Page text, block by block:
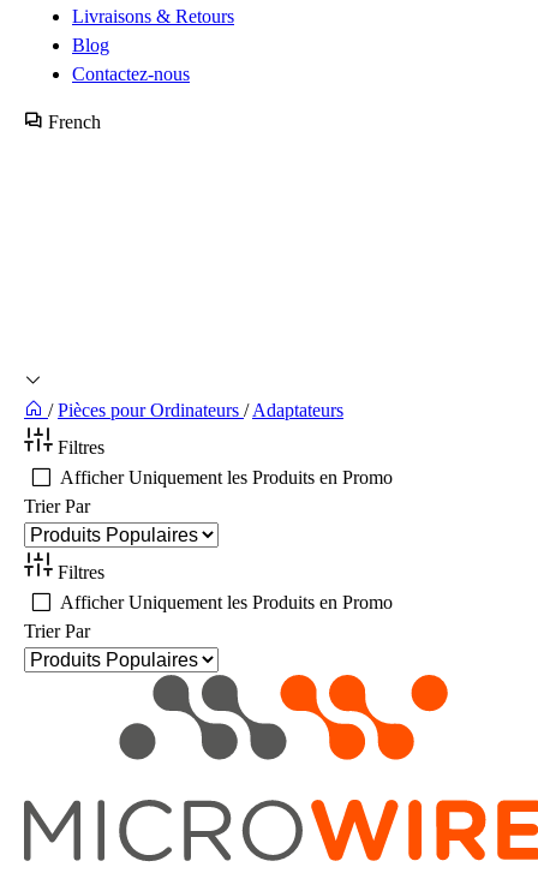
Livraisons & Retours
Blog
Contactez-nous
French
/ Pièces pour Ordinateurs /Adaptateurs
Filtres
Afficher Uniquement les Produits en Promo
Trier Par
Filtres
Afficher Uniquement les Produits en Promo
Trier Par